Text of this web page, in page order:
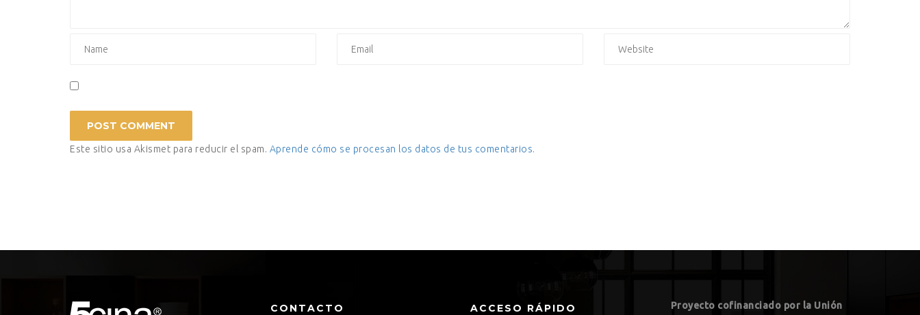
Este sitio usa Akismet para reducir el spam. Aprende cómo se procesan los datos de tus comentarios.
CONTACTO ACCESO RÁPIDO
Proyecto cofinanciado por la Unión